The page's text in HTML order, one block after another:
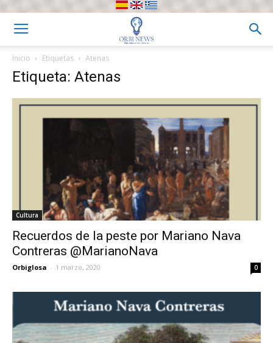
Inicio Etiquetas Atenas
Etiqueta: Atenas
Cultura
Recuerdos de la peste por Mariano Nava
Contreras @MarianoNava
Orbiglosa - 1 marzo, 2020 0